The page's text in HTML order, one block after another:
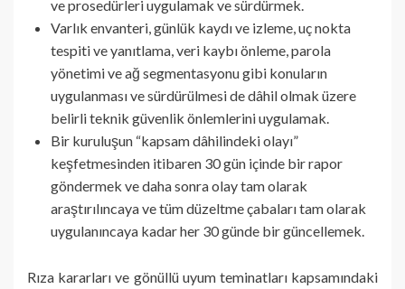
ve prosedürleri uygulamak ve sürdürmek.
Varlık envanteri, günlük kaydı ve izleme, uç nokta
tespiti ve yanıtlama, veri kaybı önleme, parola
yönetimi ve ağ segmentasyonu gibi konuların
uygulanması ve sürdürülmesi de dâhil olmak üzere
belirli teknik güvenlik önlemlerini uygulamak.
Bir kuruluşun “kapsam dâhilindeki olayı”
keşfetmesinden itibaren 30 gün içinde bir rapor
göndermek ve daha sonra olay tam olarak
araştırılıncaya ve tüm düzeltme çabaları tam olarak
uygulanıncaya kadar her 30 günde bir güncellemek.
Rıza kararları ve gönüllü uyum teminatları kapsamındaki